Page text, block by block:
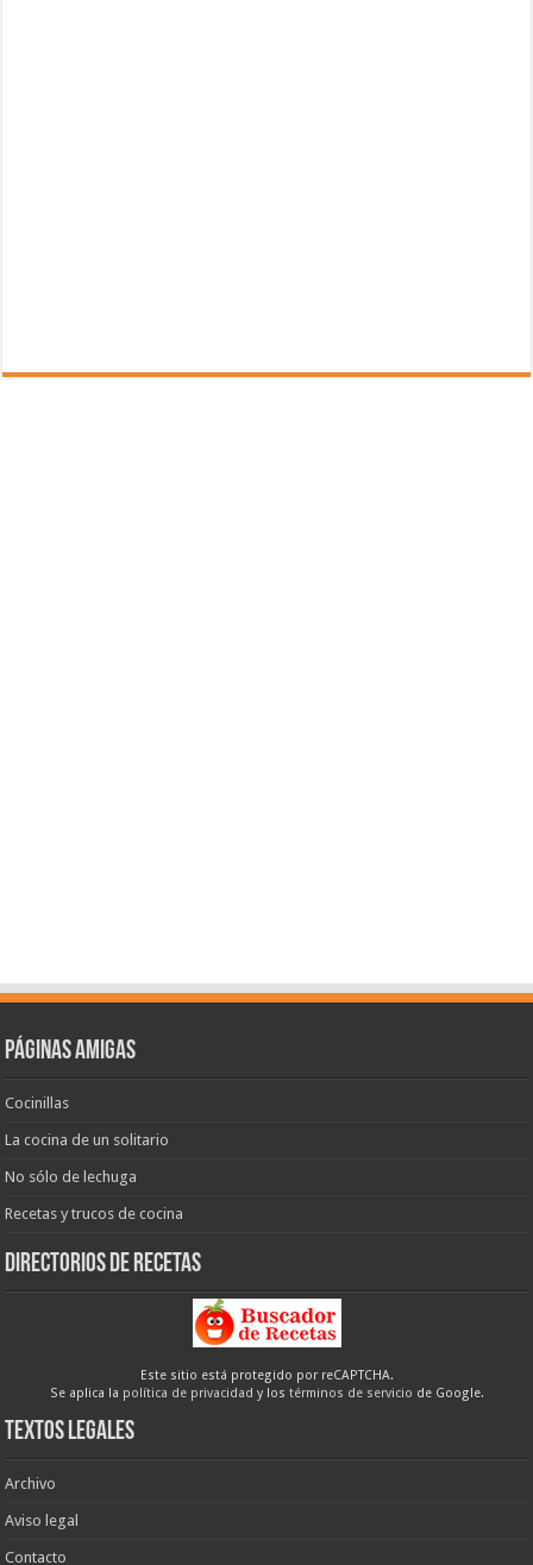
Páginas amigas
Cocinillas
La cocina de un solitario
No sólo de lechuga
Recetas y trucos de cocina
Directorios de recetas
Este sitio está protegido por reCAPTCHA.
Se aplica la política de privacidad y los términos de servicio de Google.
Textos legales
Archivo
Aviso legal
Contacto